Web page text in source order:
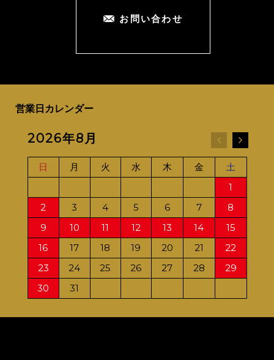
営業日カレンダー
2026年8月
日 月 火 水 木 金
土
1
2
3 4 5 6 7
8
9
10 11 12 13 14
15
16
17 18 19 20 21
22
23
24 25 26 27 28
29
30
31
お問い合わせ